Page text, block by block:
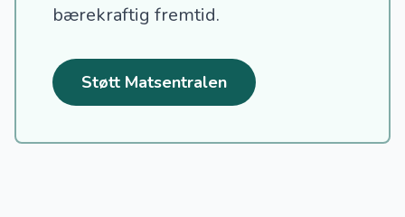
bærekraftig fremtid.
Støtt Matsentralen